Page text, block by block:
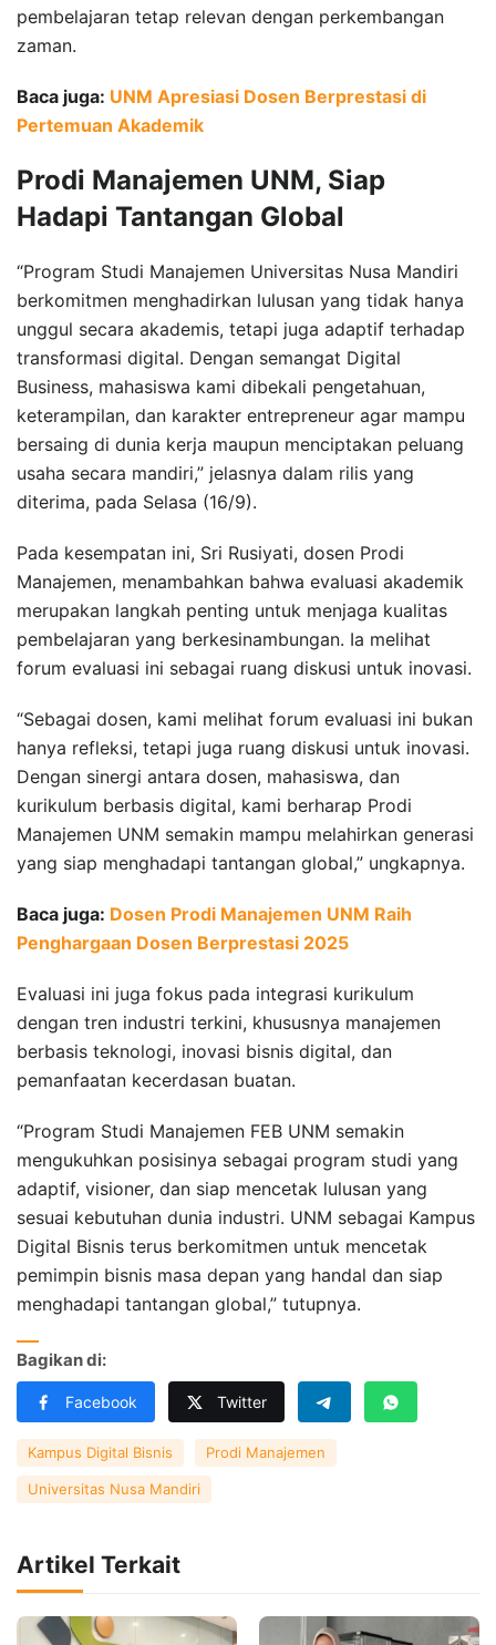
pembelajaran tetap relevan dengan perkembangan
zaman.
Baca juga: UNM Apresiasi Dosen Berprestasi di
Pertemuan Akademik
Prodi Manajemen UNM, Siap
Hadapi Tantangan Global
“Program Studi Manajemen Universitas Nusa Mandiri
berkomitmen menghadirkan lulusan yang tidak hanya
unggul secara akademis, tetapi juga adaptif terhadap
transformasi digital. Dengan semangat Digital
Business, mahasiswa kami dibekali pengetahuan,
keterampilan, dan karakter entrepreneur agar mampu
bersaing di dunia kerja maupun menciptakan peluang
usaha secara mandiri,” jelasnya dalam rilis yang
diterima, pada Selasa (16/9).
Pada kesempatan ini, Sri Rusiyati, dosen Prodi
Manajemen, menambahkan bahwa evaluasi akademik
merupakan langkah penting untuk menjaga kualitas
pembelajaran yang berkesinambungan. Ia melihat
forum evaluasi ini sebagai ruang diskusi untuk inovasi.
“Sebagai dosen, kami melihat forum evaluasi ini bukan
hanya refleksi, tetapi juga ruang diskusi untuk inovasi.
Dengan sinergi antara dosen, mahasiswa, dan
kurikulum berbasis digital, kami berharap Prodi
Manajemen UNM semakin mampu melahirkan generasi
yang siap menghadapi tantangan global,” ungkapnya.
Baca juga: Dosen Prodi Manajemen UNM Raih
Penghargaan Dosen Berprestasi 2025
Evaluasi ini juga fokus pada integrasi kurikulum
dengan tren industri terkini, khususnya manajemen
berbasis teknologi, inovasi bisnis digital, dan
pemanfaatan kecerdasan buatan.
“Program Studi Manajemen FEB UNM semakin
mengukuhkan posisinya sebagai program studi yang
adaptif, visioner, dan siap mencetak lulusan yang
sesuai kebutuhan dunia industri. UNM sebagai Kampus
Digital Bisnis terus berkomitmen untuk mencetak
pemimpin bisnis masa depan yang handal dan siap
menghadapi tantangan global,” tutupnya.
Bagikan di:
Facebook Twitter
Kampus Digital Bisnis Prodi Manajemen
Universitas Nusa Mandiri
Artikel Terkait